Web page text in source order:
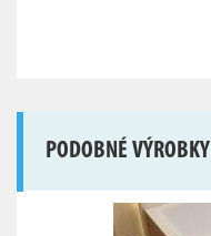
PODOBNÉ VÝROBKY